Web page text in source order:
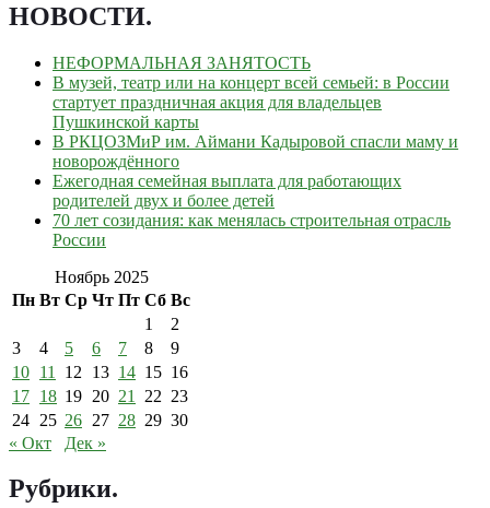
НОВОСТИ.
НЕФОРМАЛЬНАЯ ЗАНЯТОСТЬ
В музей, театр или на концерт всей семьей: в России
стартует праздничная акция для владельцев
Пушкинской карты
В РКЦОЗМиР им. Аймани Кадыровой спасли маму и
новорождённого
Ежегодная семейная выплата для работающих
родителей двух и более детей
70 лет созидания: как менялась строительная отрасль
России
Ноябрь 2025
Пн Вт Ср Чт Пт Сб Вс
1
2
3
4 5 6 7 8
9
10 11 12 13 14 15 16
17 18 19 20 21 22 23
24 25 26 27 28 29 30
« Окт
Дек »
Рубрики.